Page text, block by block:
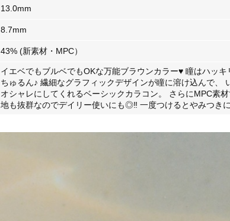
13.0mm
8.7mm
43% (新素材・MPC）
イエベでもブルベでもOKな万能ブラウンカラー♥ 瞳はハッ
ちゅるん♪ 繊細なグラフィックデザインが瞳に溶け込んで、
オシャレにしてくれるベーシックカラコン。 さらにMPC素
地も抜群なのでデイリー使いにも◎‼ 一度つけるとやみつき